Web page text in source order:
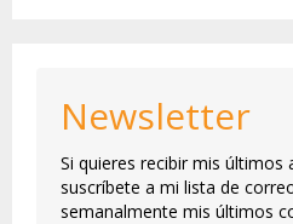
Newsletter
Si quieres recibir mis últimos
suscríbete a mi lista de
semanalmente mis últimos